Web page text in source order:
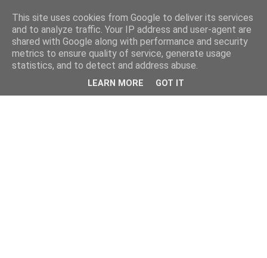
This site uses cookies from Google to deliver its services
and to analyze traffic. Your IP address and user-agent are
shared with Google along with performance and security
metrics to ensure quality of service, generate usage
statistics, and to detect and address abuse.
LEARN MORE GOT IT